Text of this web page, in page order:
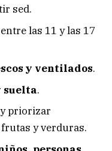
sed.
entre las 11 y las 17
y ventilados.
suelta.
priorizar
frutas y verduras.